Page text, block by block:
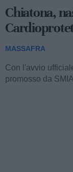
Chiatona:
San Lorenzo
MASSAFRA
Nella giornata di
di San Lorenzo,